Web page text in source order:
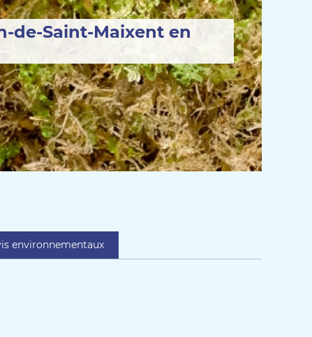
de-Saint-Maixent en
environnementaux